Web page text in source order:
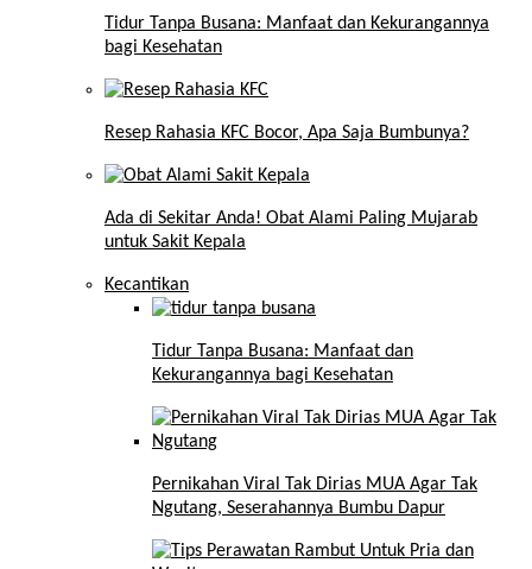
Tidur Tanpa Busana: Manfaat dan Kekurangannya
bagi Kesehatan
Resep Rahasia KFC Bocor, Apa Saja Bumbunya?
Ada di Sekitar Anda! Obat Alami Paling Mujarab
untuk Sakit Kepala
Kecantikan
Tidur Tanpa Busana: Manfaat dan
Kekurangannya bagi Kesehatan
Pernikahan Viral Tak Dirias MUA Agar Tak
Ngutang, Seserahannya Bumbu Dapur